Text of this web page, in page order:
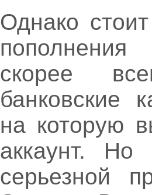
Однако
скорее
банковские
на которую
аккаунт.
серьезной